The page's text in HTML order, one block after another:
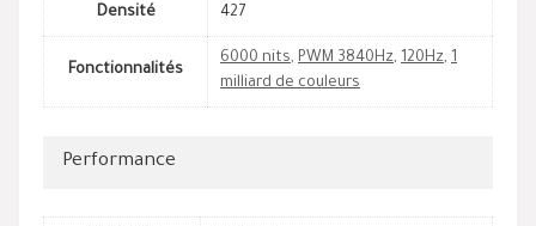
Densité 427
Fonctionnalités
6000 nits, PWM 3840Hz, 120Hz, 1
milliard de couleurs
Performance